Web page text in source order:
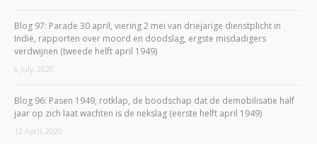
Blog 97: Parade 30 april, viering 2 mei van driejarige dienstplicht in
Indië, rapporten over moord en doodslag, ergste misdadigers
verdwijnen (tweede helft april 1949)
6 July, 2020
Blog 96: Pasen 1949, rotklap, de boodschap dat de demobilisatie half
jaar op zich laat wachten is de nekslag (eerste helft april 1949)
12 April, 2020